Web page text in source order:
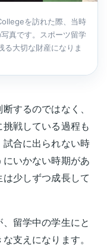
を訪れた際、当時
真です。スポーツ留学
る大切な財産になりま
するのではなく、
戦している過程も
試合に出られない時
いかない時期があ
少しずつ成長して
留学中の学生にと
支えになります。